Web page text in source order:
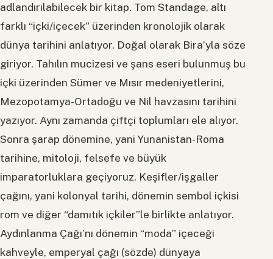
adlandırılabilecek bir kitap. Tom Standage, altı
farklı “içki/içecek” üzerinden kronolojik olarak
dünya tarihini anlatıyor. Doğal olarak Bira’yla söze
giriyor. Tahılın mucizesi ve şans eseri bulunmuş bu
içki üzerinden Sümer ve Mısır medeniyetlerini,
Mezopotamya-Ortadoğu ve Nil havzasını tarihini
yazıyor. Aynı zamanda çiftçi toplumları ele alıyor.
Sonra şarap dönemine, yani Yunanistan-Roma
tarihine, mitoloji, felsefe ve büyük
imparatorluklara geçiyoruz. Keşifler/işgaller
çağını, yani kolonyal tarihi, dönemin sembol içkisi
rom ve diğer “damıtık içkiler”le birlikte anlatıyor.
Aydınlanma Çağı’nı dönemin “moda” içeceği
kahveyle, emperyal çağı (sözde) dünyaya